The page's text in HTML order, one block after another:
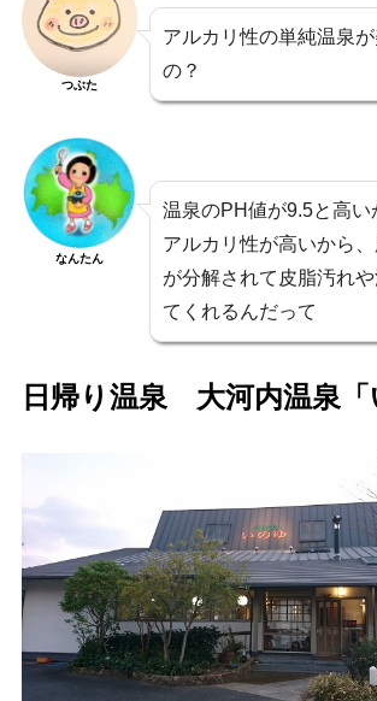
つぶた
アルカリ性の単純温泉
の？
なんたん
温泉のPH値が9.5と高い
アルカリ性が高いから
が分解されて皮脂汚れ
てくれるんだって
日帰り温泉 大河内温泉「